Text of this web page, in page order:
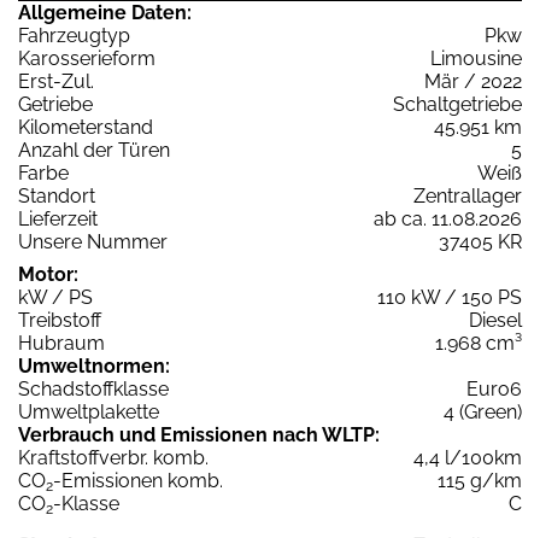
Allgemeine Daten:
Fahrzeugtyp
Pkw
Karosserieform
Limousine
Erst-Zul.
Mär / 2022
Getriebe
Schaltgetriebe
Kilometerstand
45.951 km
Anzahl der Türen
5
Farbe
Weiß
Standort
Zentrallager
Lieferzeit
ab ca. 11.08.2026
Unsere Nummer
37405 KR
Motor:
kW / PS
110 kW / 150 PS
Treibstoff
Diesel
Hubraum
1.968 cm³
Umweltnormen:
Schadstoffklasse
Euro6
Umweltplakette
4 (Green)
Verbrauch und Emissionen nach WLTP:
Kraftstoffverbr. komb.
4,4 l/100km
CO2-Emissionen komb.
115 g/km
CO2-Klasse
C